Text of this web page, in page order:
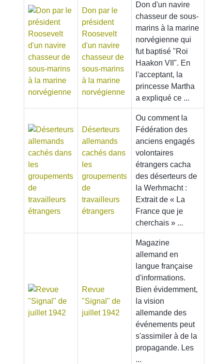
Don par le
président
Roosevelt
d'un navire
chasseur de
sous-marins
à la marine
norvégienne
Don d'un navire
chasseur de sous-
marins à la marine
norvégienne qui
fut baptisé "Roi
Haakon VII". En
l'acceptant, la
princesse Martha
a expliqué ce ...
Déserteurs
allemands
cachés dans
les
groupements
de
travailleurs
étrangers
Ou comment la
Fédération des
anciens engagés
volontaires
étrangers cacha
des déserteurs de
la Werhmacht :
Extrait de « La
France que je
cherchais » ...
Revue
"Signal" de
juillet 1942
Magazine
allemand en
langue française
d'informations.
Bien évidemment,
la vision
allemande des
événements peut
s'assimiler à de la
propagande. Les
...